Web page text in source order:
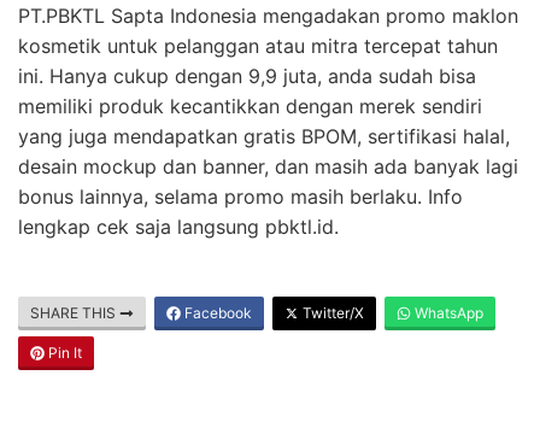
PT.PBKTL Sapta Indonesia mengadakan promo maklon
kosmetik untuk pelanggan atau mitra tercepat tahun
ini. Hanya cukup dengan 9,9 juta, anda sudah bisa
memiliki produk kecantikkan dengan merek sendiri
yang juga mendapatkan gratis BPOM, sertifikasi halal,
desain mockup dan banner, dan masih ada banyak lagi
bonus lainnya, selama promo masih berlaku. Info
lengkap cek saja langsung pbktl.id.
SHARE THIS Facebook Twitter/X WhatsApp
Pin It